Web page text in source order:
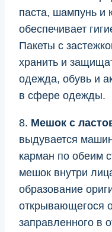
паста, шампунь и
обеспечивает
Пакеты с
хранить и
одежда, обувь и
в сфере одежды.
8. Мешок с
выдувается
карман по обеим
мешок внутри
образование
открывающегося
заправленного в